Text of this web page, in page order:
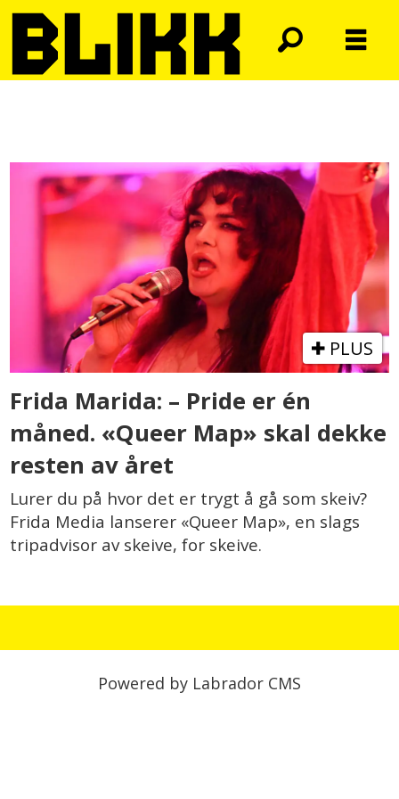
osloguide
PLUS
Frida Marida: – Pride er én
måned. «Queer Map» skal dekke
resten av året
Lurer du på hvor det er trygt å gå som skeiv?
Frida Media lanserer «Queer Map», en slags
tripadvisor av skeive, for skeive.
Powered by Labrador CMS